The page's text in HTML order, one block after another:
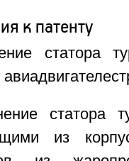
к патенту
статора
статора
из